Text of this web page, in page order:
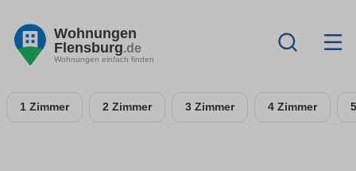
Wohnungen
Flensburg.de
Wohnungen einfach finden
1 Zimmer 2 Zimmer 3 Zimmer 4 Zimmer